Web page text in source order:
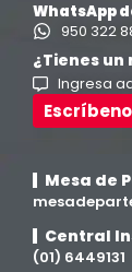
Ingeniería
WhatsApp
950 322
¿Tienes
Ingresa
Mesa de
Central
(01) 6449131